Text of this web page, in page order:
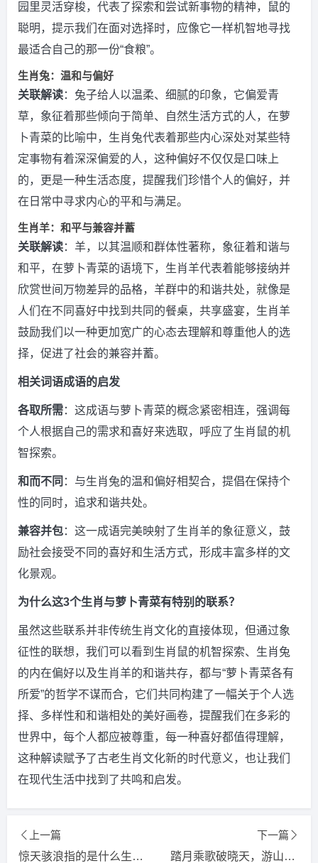
园里灵活穿梭，代表了探索和尝试新事物的精神，鼠的
聪明，提示我们在面对选择时，应像它一样机智地寻找
最适合自己的那一份“食粮”。
生肖兔：温和与偏好
关联解读：兔子给人以温柔、细腻的印象，它偏爱青
草，象征着那些倾向于简单、自然生活方式的人，在萝
卜青菜的比喻中，生肖兔代表着那些内心深处对某些特
定事物有着深深偏爱的人，这种偏好不仅仅是口味上
的，更是一种生活态度，提醒我们珍惜个人的偏好，并
在日常中寻求内心的平和与满足。
生肖羊：和平与兼容并蓄
关联解读：羊，以其温顺和群体性著称，象征着和谐与
和平，在萝卜青菜的语境下，生肖羊代表着能够接纳并
欣赏世间万物差异的品格，羊群中的和谐共处，就像是
人们在不同喜好中找到共同的餐桌，共享盛宴，生肖羊
鼓励我们以一种更加宽广的心态去理解和尊重他人的选
择，促进了社会的兼容并蓄。
相关词语成语的启发
各取所需：这成语与萝卜青菜的概念紧密相连，强调每
个人根据自己的需求和喜好来选取，呼应了生肖鼠的机
智探索。
和而不同 ：与生肖兔的温和偏好相契合，提倡在保持个
性的同时，追求和谐共处。
兼容并包：这一成语完美映射了生肖羊的象征意义，鼓
励社会接受不同的喜好和生活方式，形成丰富多样的文
化景观。
为什么这3个生肖与萝卜青菜有特别的联系？
虽然这些联系并非传统生肖文化的直接体现，但通过象
征性的联想，我们可以看到生肖鼠的机智探索、生肖兔
的内在偏好以及生肖羊的和谐共存，都与“萝卜青菜各有
所爱”的哲学不谋而合，它们共同构建了一幅关于个人选
择、多样性和和谐相处的美好画卷，提醒我们在多彩的
世界中，每个人都应被尊重，每一种喜好都值得理解，
这种解读赋予了古老生肖文化新的时代意义，也让我们
在现代生活中找到了共鸣和启发。
上一篇
惊天骇浪指的是什么生肖，猜一词语释义解释落实
下一篇
踏月乘歌破晓天，游山玩水三豪客指的是什么生肖，猜一词语释义解释落实